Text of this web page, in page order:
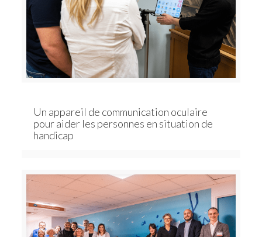
Un appareil de communication oculaire
pour aider les personnes en situation de
handicap